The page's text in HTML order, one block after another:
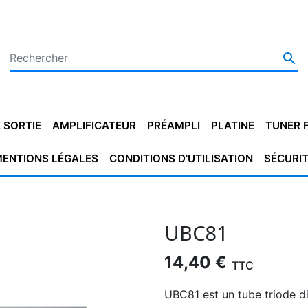

AMPLIFICATEUR PRÉAMPLI PLATINE TUNER
LÉGALES CONDITIONS D'UTILISATION
UBC81
14,40 € TTC
UBC81 est un tube triode